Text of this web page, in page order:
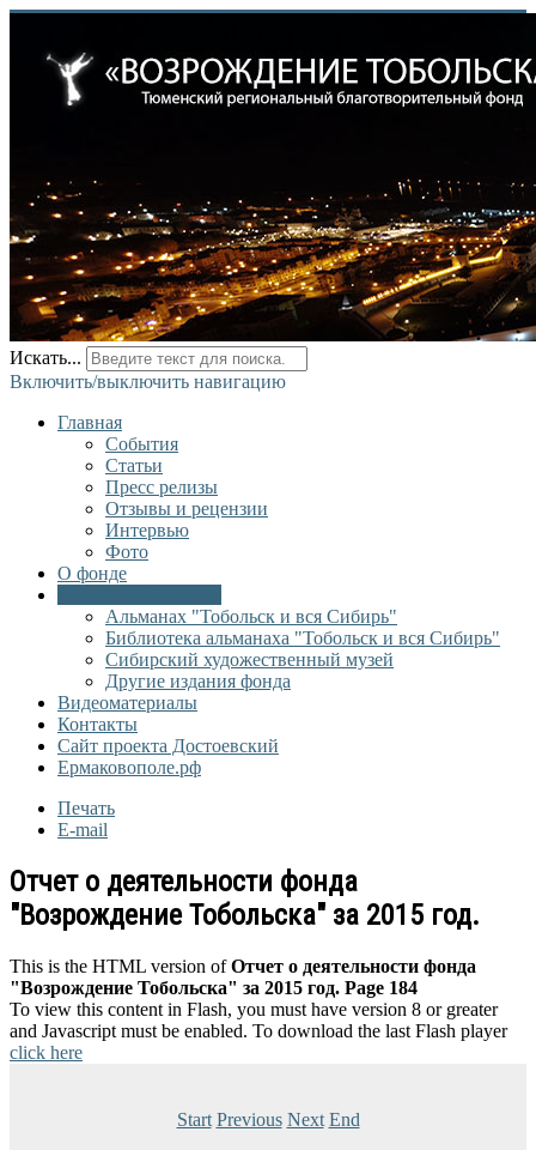
Искать...
Включить/выключить навигацию
Главная
События
Статьи
Пресс релизы
Отзывы и рецензии
Интервью
Фото
О фонде
Альманах "Тобольск и вся Сибирь"
Библиотека альманаха "Тобольск и вся Сибирь"
Сибирский художественный музей
Другие издания фонда
Видеоматериалы
Контакты
Сайт проекта Достоевский
Ермаковополе.рф
Печать
E-mail
Отчет о деятельности фонда
"Возрождение Тобольска" за 2015 год.
This is the HTML version ofОтчет о деятельности фонда
"Возрождение Тобольска" за 2015 год. Page 184
To view this content in Flash, you must have version 8 or greater
and Javascript must be enabled. To download the last Flash player
click here
Start Previous Next End